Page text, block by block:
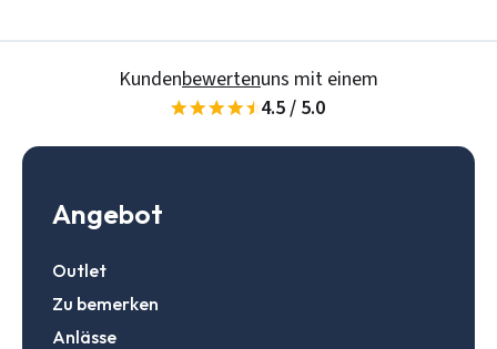
Kundenbewertenuns mit einem
4.5 / 5.0
Angebot
Outlet
Zu bemerken
Anlässe